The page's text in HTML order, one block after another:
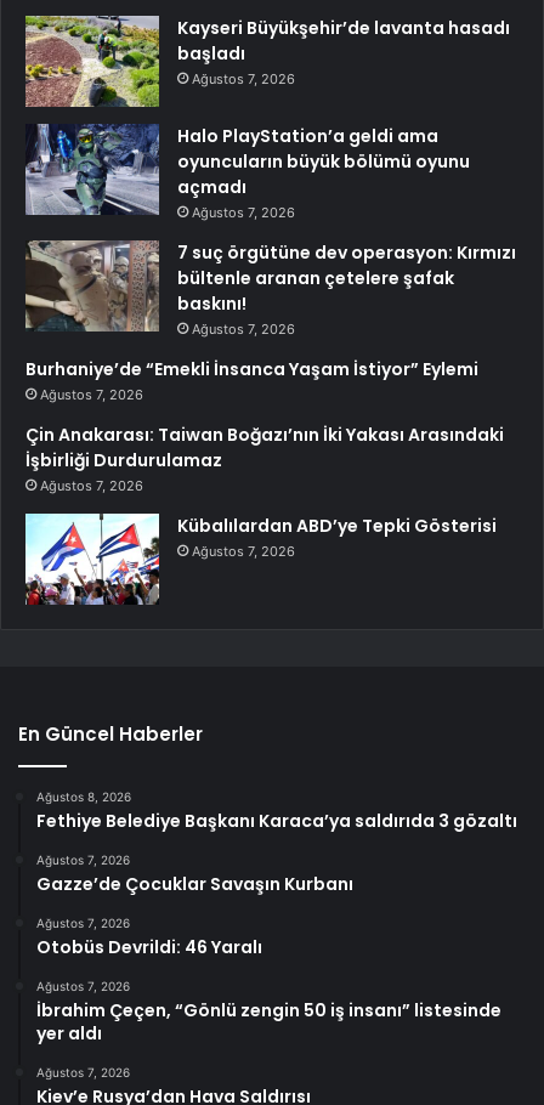
Kayseri Büyükşehir’de lavanta hasadı
başladı
Ağustos 7, 2026
Halo PlayStation’a geldi ama
oyuncuların büyük bölümü oyunu
açmadı
Ağustos 7, 2026
7 suç örgütüne dev operasyon: Kırmızı
bültenle aranan çetelere şafak
baskını!
Ağustos 7, 2026
Burhaniye’de “Emekli İnsanca Yaşam İstiyor” Eylemi
Ağustos 7, 2026
Çin Anakarası: Taiwan Boğazı’nın İki Yakası Arasındaki
İşbirliği Durdurulamaz
Ağustos 7, 2026
Kübalılardan ABD’ye Tepki Gösterisi
Ağustos 7, 2026
En Güncel Haberler
Ağustos 8, 2026
Fethiye Belediye Başkanı Karaca’ya saldırıda 3 gözaltı
Ağustos 7, 2026
Gazze’de Çocuklar Savaşın Kurbanı
Ağustos 7, 2026
Otobüs Devrildi: 46 Yaralı
Ağustos 7, 2026
İbrahim Çeçen, “Gönlü zengin 50 iş insanı” listesinde
yer aldı
Ağustos 7, 2026
Kiev’e Rusya’dan Hava Saldırısı